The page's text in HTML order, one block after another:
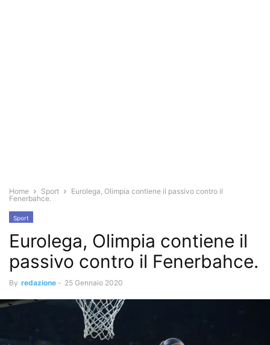
Home Sport
Eurolega, Olimpia contiene il passivo contro il
Fenerbahce.
Sport
Eurolega, Olimpia contiene il
passivo contro il Fenerbahce.
By redazione - 25 Gennaio 2020